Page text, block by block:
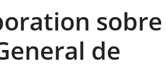
sobre
de